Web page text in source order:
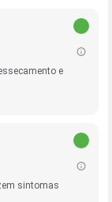
e
sintomas